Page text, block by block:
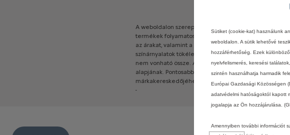
A weboldalon szereplő
termékek folyamatos tökéletesítése
az árakat, valamint a bemutatott felszereléseket és
színárnyalatok tökéletes megjelenítését. A
nem vonható össze. A konfigurátor használata
alapjának. Pontosabb bővebb felvilágosítás –
márkakereskedőjéhez.
-
Sütiket (cookie-kat) használunk
weboldalon. A sütik lehetővé
hozzáférhetőség. Ezek
nyelvfelismerés, keresési
szintén használhatja harmadik
Európai Gazdasági Közösségen
adatvédelmi hatóságoktól kapott
jogalapja az Ön hozzájárulása.
Amennyiben további információt